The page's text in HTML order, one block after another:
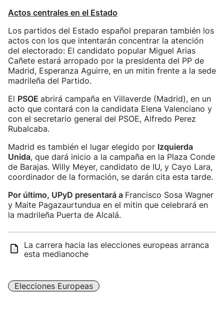
Actos centrales en el Estado
Los partidos del Estado español preparan también los
actos con los que intentarán concentrar la atención
del electorado: El candidato popular Miguel Arias
Cañete estará arropado por la presidenta del PP de
Madrid, Esperanza Aguirre, en un mitin frente a la sede
madrileña del Partido.
El PSOE abrirá campaña en Villaverde (Madrid), en un
acto que contará con la candidata Elena Valenciano y
con el secretario general del PSOE, Alfredo Perez
Rubalcaba.
Madrid es también el lugar elegido por Izquierda
Unida, que dará inicio a la campaña en la Plaza Conde
de Barajas. Willy Meyer, candidato de IU, y Cayo Lara,
coordinador de la formación, se darán cita esta tarde.
Por último, UPyD presentará a Francisco Sosa Wagner
y Maite Pagazaurtundua en el mitin que celebrará en
la madrileña Puerta de Alcalá.
La carrera hacia las elecciones europeas arranca
esta medianoche
Elecciones Europeas